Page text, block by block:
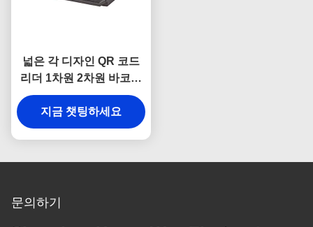
넓은 각 디자인 QR 코드
리더 1차원 2차원 바코드
스캔 엔진
지금 챗팅하세요
문의하기